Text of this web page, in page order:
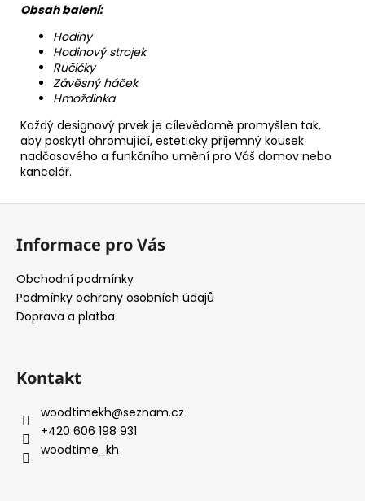
Obsah balení:
Hodiny
Hodinový strojek
Ručičky
Závěsný háček
Hmoždinka
Každý designový prvek je cílevědomě promyšlen tak,
aby poskytl ohromující, esteticky příjemný kousek
nadčasového a funkčního umění pro Váš domov nebo
kancelář.
Z
Informace pro Vás
Obchodní podmínky
Podmínky ochrany osobních údajů
Doprava a platba
Kontakt
woodtimekh@seznam.cz
+420 606 198 931
woodtime_kh